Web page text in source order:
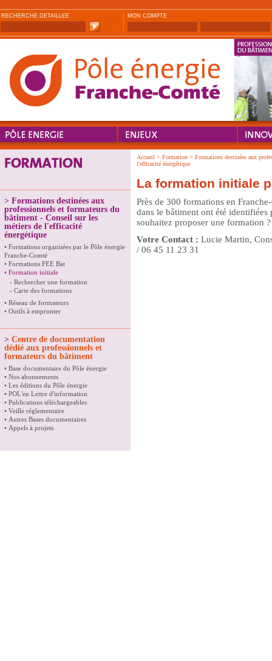
RECHERCHE DETAILLEE MON COMPTE
> Formations destinées aux
professionnels et formateurs du
bâtiment - Conseil sur les
métiers de l'efficacité
énergétique
• Formations organisées par le Pôle énergie
Franche-Comté
• Formations FEE Bat
• Formation initiale
- Rechercher une formation
- Carte des formations
• Réseau de formateurs
• Outils à emprunter
> Centre de documentation
dédié aux professionnels et
formateurs du bâtiment
• Base documentaire du Pôle énergie
• Nos abonnements
• Les éditions du Pôle énergie
• POL'en Lettre d'information
• Publications téléchargeables
• Veille réglementaire
• Autres Bases documentaires
• Appels à projets
Accueil > Formation > Formations destinées aux
l'efficacité énergétique
La formation initiale
Près de 300 formations en
dans le bâtiment ont été
souhaitez proposer une formation ?
Votre Contact : Lucie Martin,
/ 06 45 11 23 31